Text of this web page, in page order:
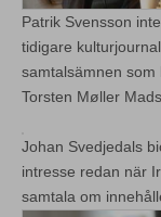
Patrik Svensson
tidigare
samtalsämnen
Torsten Møller
Johan Svedjedals
intresse redan när
samtala om